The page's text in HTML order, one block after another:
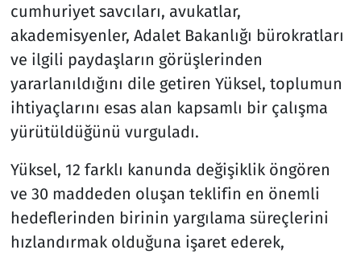
cumhuriyet savcıları, avukatlar,
akademisyenler, Adalet Bakanlığı bürokratları
ve ilgili paydaşların görüşlerinden
yararlanıldığını dile getiren Yüksel, toplumun
ihtiyaçlarını esas alan kapsamlı bir çalışma
yürütüldüğünü vurguladı.
Yüksel, 12 farklı kanunda değişiklik öngören
ve 30 maddeden oluşan teklifin en önemli
hedeflerinden birinin yargılama süreçlerini
hızlandırmak olduğuna işaret ederek,